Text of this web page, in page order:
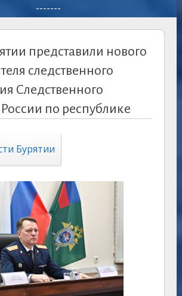
-------
представили нового
следственного
Следственного
по республике
Бурятии